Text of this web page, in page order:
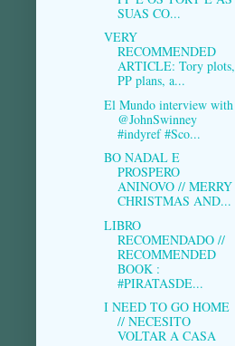
SUAS CO...
VERY
RECOMMENDED
ARTICLE: Tory plots,
PP plans, a...
El Mundo interview with
@JohnSwinney
#indyref #Sco...
BO NADAL E
PROSPERO
ANINOVO // MERRY
CHRISTMAS AND...
LIBRO
RECOMENDADO //
RECOMMENDED
BOOK :
#PIRATASDE...
I NEED TO GO HOME
// NECESITO
VOLTAR A CASA